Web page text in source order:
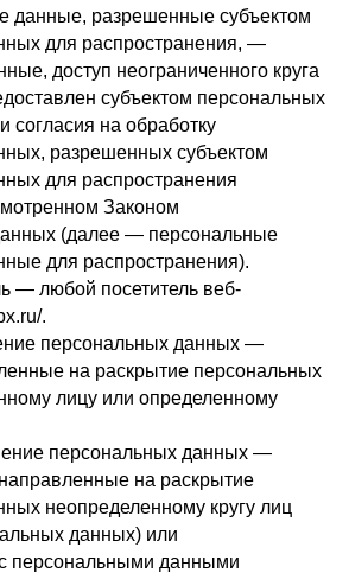
данные, разрешенные субъектом
для распространения, —
доступ неограниченного круга
субъектом персональных
согласия на обработку
разрешенных субъектом
для распространения
Законом
(далее — персональные
для распространения).
— любой посетитель веб-
.
персональных данных —
на раскрытие персональных
лицу или определенному
персональных данных —
на раскрытие
неопределенному кругу лиц
данных) или
персональными данными